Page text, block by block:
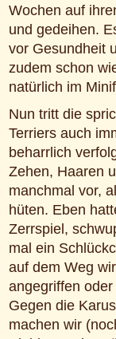
Wochen auf
und gedeihen.
vor Gesundheit
zudem schon
natürlich im
Nun tritt die
Terriers auch
beharrlich
Zehen, Haaren
manchmal vor,
hüten. Eben
Zerrspiel,
mal ein
auf dem Weg
angegriffen
Gegen die
machen wir